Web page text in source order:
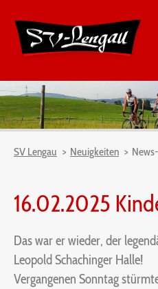
SV Lengau Neuigkeiten
16.02.2025
Das war er wieder, der
Leopold Schachinger Halle!
Vergangenen Sonntag